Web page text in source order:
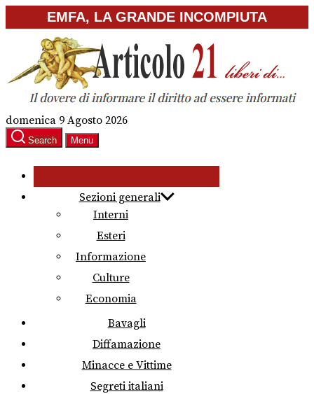
to
content
EMFA, LA GRANDE INCOMPIUTA
domenica 9 Agosto 2026
Search Menu
Sezioni generali
Interni
Esteri
Informazione
Culture
Economia
Bavagli
Diffamazione
Minacce e Vittime
Segreti italiani